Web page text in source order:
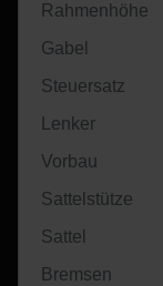
Rahmenhöhe
Gabel
Steuersatz
Lenker
Vorbau
Sattelstütze
Sattel
Bremsen